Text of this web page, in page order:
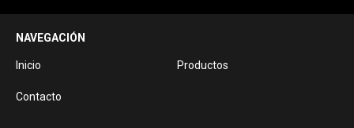
NAVEGACIÓN
Inicio Productos
Contacto